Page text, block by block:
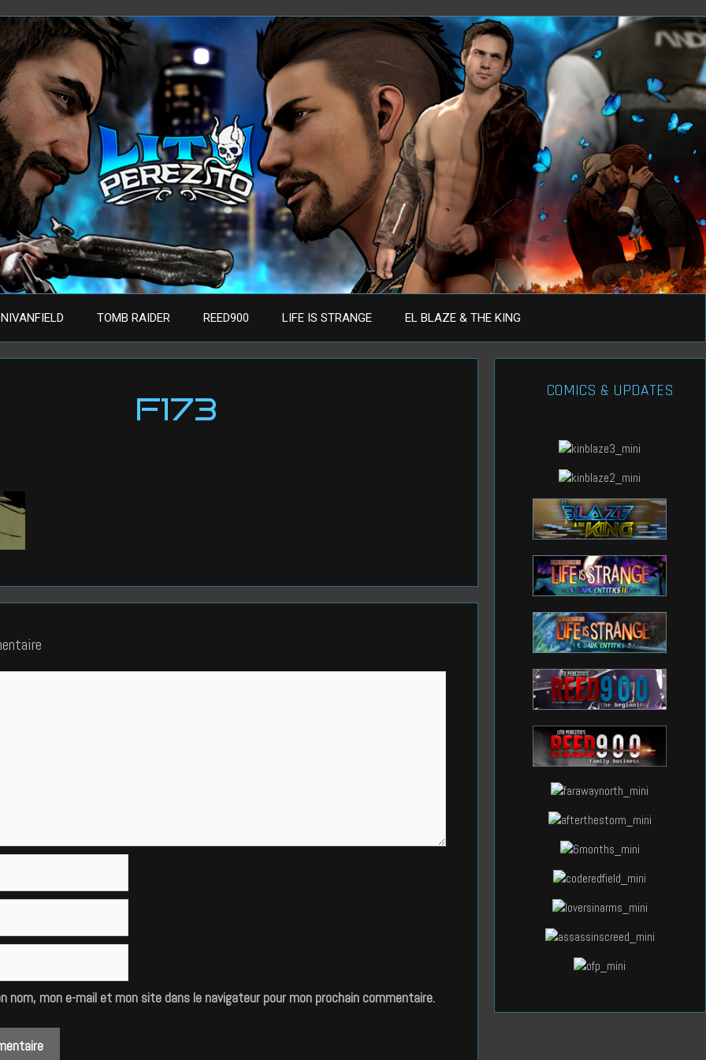
NIVANFIELD TOMB RAIDER REED900 LIFE IS STRANGE EL BLAZE & THE KING
F173
nom, mon e-mail et mon site dans le navigateur pour mon prochain commentaire.
COMICS & UPDATES